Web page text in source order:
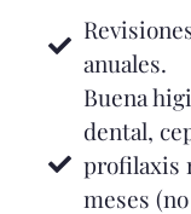
anuales.
Buena
dental,
profilaxis
meses